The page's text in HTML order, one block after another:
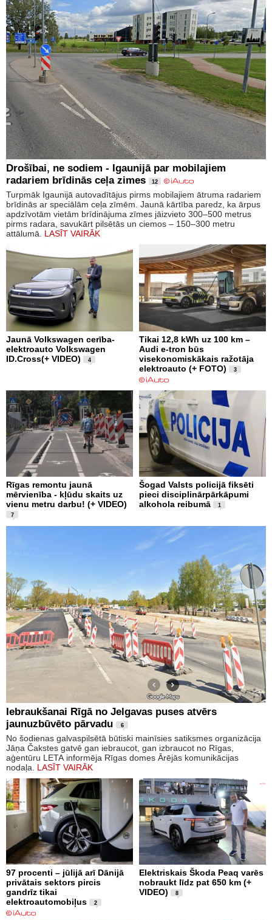
Drošībai, ne sodiem - Igaunijā par mobilajiem
radariem brīdinās ceļa zimes
12
Turpmāk Igaunijā autovadītājus pirms mobilajiem ātruma radariem
brīdinās ar speciālām ceļa zīmēm. Jaunā kārtība paredz, ka ārpus
apdzīvotām vietām brīdinājuma zīmes jāizvieto 300–500 metrus
pirms radara, savukārt pilsētās un ciemos – 150–300 metru
attālumā. LASĪT VAIRĀK
Jaunā Volkswagen cerība-
elektroauto Volkswagen
ID.Cross(+ VIDEO)
4
Tikai 12,8 kWh uz 100 km –
Audi e-tron būs
visekonomiskākais ražotāja
elektroauto (+ FOTO)
3
Rīgas remontu jaunā
mērvienība - kļūdu skaits uz
vienu metru darbu! (+ VIDEO)
7
Šogad Valsts policijā fiksēti
pieci disciplinārpārkāpumi
alkohola reibumā
1
Iebraukšanai Rīgā no Jelgavas puses atvērs
jaunuzbūvēto pārvadu
6
No šodienas galvaspilsētā būtiski mainīsies satiksmes organizācija
Jāņa Čakstes gatvē gan iebraucot, gan izbraucot no Rīgas,
aģentūru LETA informēja Rīgas domes Ārējās komunikācijas
nodaļa. LASĪT VAIRĀK
97 procenti – jūlijā arī Dānijā
privātais sektors pircis
gandrīz tikai
elektroautomobiļus
2
Elektriskais Škoda Peaq varēs
nobraukt līdz pat 650 km (+
VIDEO)
8